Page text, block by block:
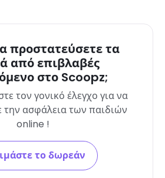
προστατεύσετε τα
από επιβλαβές
στο Scoopz;
τον γονικό έλεγχο για να
την ασφάλεια των παιδιών
online !
το δωρεάν